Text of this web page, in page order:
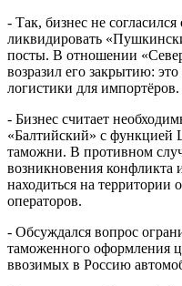
- Так, бизнес не
ликвидировать
посты. В отношении
возразил его закрытию:
логистики для импортёров.
- Бизнес считает
«Балтийский» с функцией
таможни. В противном
возникновения конфликта
находиться на территории
операторов.
- Обсуждался вопрос
таможенного оформления
ввозимых в Россию